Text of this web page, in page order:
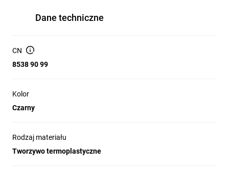
Dane techniczne
CN
8538 90 99
Kolor
Czarny
Rodzaj materiału
Tworzywo termoplastyczne